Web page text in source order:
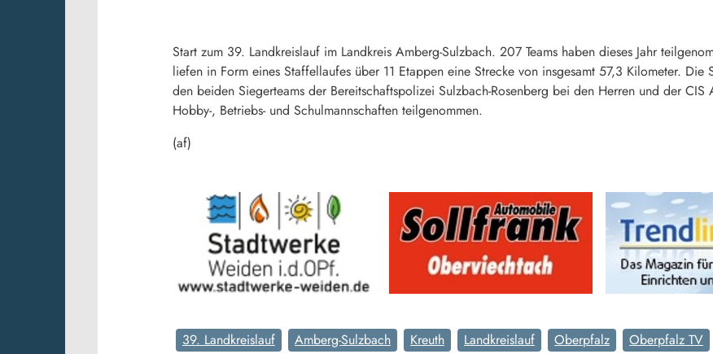
Start zum 39. Landkreislauf im Landkreis Amberg-Sulzbach. 207 Teams haben dieses Jahr
liefen in Form eines Staffellaufes über 11 Etappen eine Strecke von insgesamt 57,3 Kilometer.
den beiden Siegerteams der Bereitschaftspolizei Sulzbach-Rosenberg bei den Herren und der
Hobby-, Betriebs- und Schulmannschaften teilgenommen.
(af)
39. Landkreislauf Amberg-Sulzbach Kreuth Landkreislauf Oberpfalz Oberpfalz TV